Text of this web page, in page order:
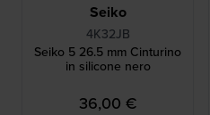
Seiko
4K32JB
Seiko 5 26.5 mm Cinturino
in silicone nero
36,00 €